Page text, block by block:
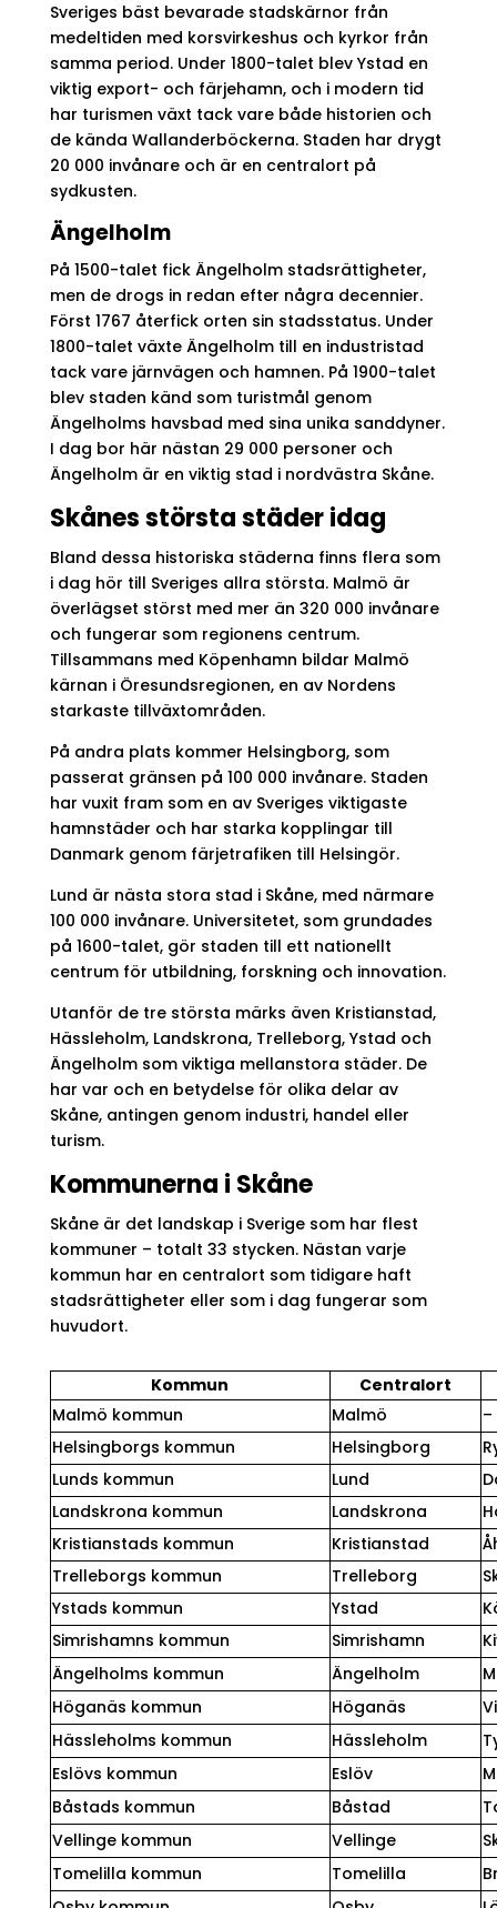
Sveriges bäst bevarade stadskärnor från
medeltiden med korsvirkeshus och kyrkor från
samma period. Under 1800-talet blev Ystad en
viktig export- och färjehamn, och i modern tid
har turismen växt tack vare både historien och
de kända Wallanderböckerna. Staden har drygt
20 000 invånare och är en centralort på
sydkusten.
Ängelholm
På 1500-talet fick Ängelholm stadsrättigheter,
men de drogs in redan efter några decennier.
Först 1767 återfick orten sin stadsstatus. Under
1800-talet växte Ängelholm till en industristad
tack vare järnvägen och hamnen. På 1900-talet
blev staden känd som turistmål genom
Ängelholms havsbad med sina unika sanddyner.
I dag bor här nästan 29 000 personer och
Ängelholm är en viktig stad i nordvästra Skåne.
Skånes största städer idag
Bland dessa historiska städerna finns flera som
i dag hör till Sveriges allra största. Malmö är
överlägset störst med mer än 320 000 invånare
och fungerar som regionens centrum.
Tillsammans med Köpenhamn bildar Malmö
kärnan i Öresundsregionen, en av Nordens
starkaste tillväxtområden.
På andra plats kommer Helsingborg, som
passerat gränsen på 100 000 invånare. Staden
har vuxit fram som en av Sveriges viktigaste
hamnstäder och har starka kopplingar till
Danmark genom färjetrafiken till Helsingör.
Lund är nästa stora stad i Skåne, med närmare
100 000 invånare. Universitetet, som grundades
på 1600-talet, gör staden till ett nationellt
centrum för utbildning, forskning och innovation.
Utanför de tre största märks även Kristianstad,
Hässleholm, Landskrona, Trelleborg, Ystad och
Ängelholm som viktiga mellanstora städer. De
har var och en betydelse för olika delar av
Skåne, antingen genom industri, handel eller
turism.
Kommunerna i Skåne
Skåne är det landskap i Sverige som har flest
kommuner – totalt 33 stycken. Nästan varje
kommun har en centralort som tidigare haft
stadsrättigheter eller som i dag fungerar som
huvudort.
Kommun
Centralort
Malmö kommun
Malmö
–
Helsingborgs kommun
Helsingborg
Lunds kommun
Lund
Landskrona kommun
Landskrona
Kristianstads kommun
Kristianstad
Trelleborgs kommun
Trelleborg
Ystads kommun
Ystad
Simrishamns kommun
Simrishamn
Ängelholms kommun
Ängelholm
Höganäs kommun
Höganäs
Hässleholms kommun
Hässleholm
Eslövs kommun
Eslöv
Båstads kommun
Båstad
Vellinge kommun
Vellinge
Tomelilla kommun
Tomelilla